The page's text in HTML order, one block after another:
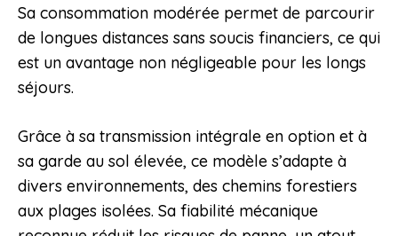
Sa consommation modérée permet de parcourir
de longues distances sans soucis financiers, ce qui
est un avantage non négligeable pour les longs
séjours.
Grâce à sa transmission intégrale en option et à
sa garde au sol élevée, ce modèle s’adapte à
divers environnements, des chemins forestiers
aux plages isolées. Sa fiabilité mécanique